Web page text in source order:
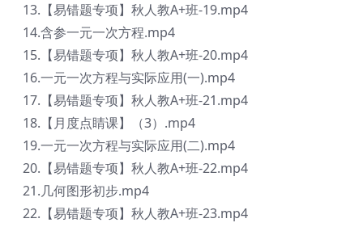
13.【易错题专项】秋人教A+班-19.mp4
14.含参一元一次方程.mp4
15.【易错题专项】秋人教A+班-20.mp4
16.一元一次方程与实际应用(一).mp4
17.【易错题专项】秋人教A+班-21.mp4
18.【月度点睛课】（3）.mp4
19.一元一次方程与实际应用(二).mp4
20.【易错题专项】秋人教A+班-22.mp4
21.几何图形初步.mp4
22.【易错题专项】秋人教A+班-23.mp4